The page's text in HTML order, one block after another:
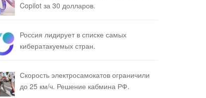
Copilot за 30 долларов.
Россия лидирует в списке самых
кибератакуемых стран.
Скорость электросамокатов ограничили
до 25 км/ч. Решение кабмина РФ.